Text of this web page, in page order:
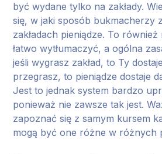
być wydane tylko na zakłady.
się, w jaki sposób bukmacherzy
zakładach pieniądze. To również
łatwo wytłumaczyć, a ogólna
jeśli wygrasz zakład, to Ty
przegrasz, to pieniądze dostaje
Jest to jednak system bardzo
ponieważ nie zawsze tak jest.
zapoznać się z samym kursem
mogą być one różne w różnych